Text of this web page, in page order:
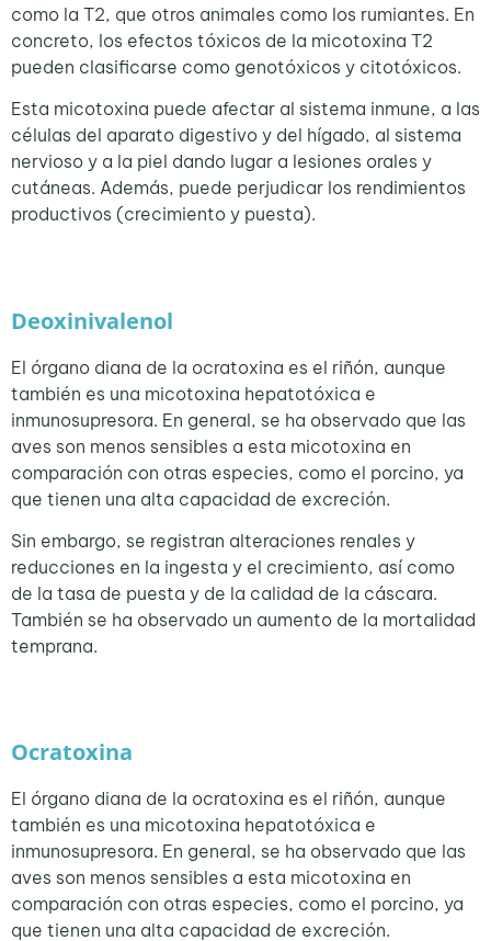
como la T2, que otros animales como los rumiantes. En
concreto, los efectos tóxicos de la micotoxina T2
pueden clasificarse como genotóxicos y citotóxicos.
Esta micotoxina puede afectar al sistema inmune, a las
células del aparato digestivo y del hígado, al sistema
nervioso y a la piel dando lugar a lesiones orales y
cutáneas. Además, puede perjudicar los rendimientos
productivos (crecimiento y puesta).
Deoxinivalenol
El órgano diana de la ocratoxina es el riñón, aunque
también es una micotoxina hepatotóxica e
inmunosupresora. En general, se ha observado que las
aves son menos sensibles a esta micotoxina en
comparación con otras especies, como el porcino, ya
que tienen una alta capacidad de excreción.
Sin embargo, se registran alteraciones renales y
reducciones en la ingesta y el crecimiento, así como
de la tasa de puesta y de la calidad de la cáscara.
También se ha observado un aumento de la mortalidad
temprana.
Ocratoxina
El órgano diana de la ocratoxina es el riñón, aunque
también es una micotoxina hepatotóxica e
inmunosupresora. En general, se ha observado que las
aves son menos sensibles a esta micotoxina en
comparación con otras especies, como el porcino, ya
que tienen una alta capacidad de excreción.